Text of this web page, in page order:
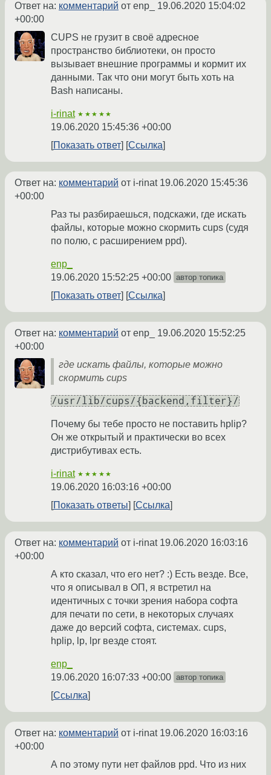
Ответ на: комментарий от enp_ 19.06.2020 15:04:02
+00:00
CUPS не грузит в своё адресное
пространство библиотеки, он просто
вызывает внешние программы и кормит их
данными. Так что они могут быть хоть на
Bash написаны.
i-rinat ★★★★★
19.06.2020 15:45:36 +00:00
Показать ответ
Ссылка
Ответ на: комментарий от i-rinat 19.06.2020 15:45:36
+00:00
Раз ты разбираешься, подскажи, где искать
файлы, которые можно скормить cups (судя
по полю, с расширением ppd).
enp_
19.06.2020 15:52:25 +00:00 автор топика
Показать ответ Ссылка
Ответ на: комментарий от enp_ 19.06.2020 15:52:25
+00:00
где искать файлы, которые можно
скормить cups
/usr/lib/cups/{backend,filter}/
Почему бы тебе просто не поставить hplip?
Он же открытый и практически во всех
дистрибутивах есть.
i-rinat ★★★★★
19.06.2020 16:03:16 +00:00
Показать ответы
Ссылка
Ответ на: комментарий от i-rinat 19.06.2020 16:03:16
+00:00
А кто сказал, что его нет? :) Есть везде. Все,
что я описывал в ОП, я встретил на
идентичных с точки зрения набора софта
для печати по сети, в некоторых случаях
даже до версий софта, системах. cups,
hplip, lp, lpr везде стоят.
enp_
19.06.2020 16:07:33 +00:00 автор топика
Ссылка
Ответ на: комментарий от i-rinat 19.06.2020 16:03:16
+00:00
А по этому пути нет файлов ppd. Что из них